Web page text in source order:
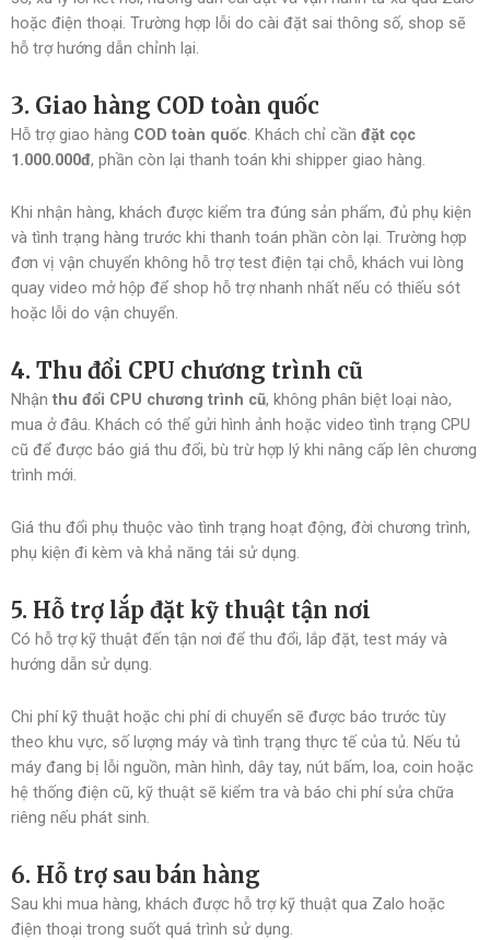
hoặc điện thoại. Trường hợp lỗi do cài đặt sai thông số, shop sẽ
hỗ trợ hướng dẫn chỉnh lại.
3. Giao hàng COD toàn quốc
Hỗ trợ giao hàng COD toàn quốc . Khách chỉ cần đặt cọc
1.000.000đ, phần còn lại thanh toán khi shipper giao hàng.
Khi nhận hàng, khách được kiểm tra đúng sản phẩm, đủ phụ kiện
và tình trạng hàng trước khi thanh toán phần còn lại. Trường hợp
đơn vị vận chuyển không hỗ trợ test điện tại chỗ, khách vui lòng
quay video mở hộp để shop hỗ trợ nhanh nhất nếu có thiếu sót
hoặc lỗi do vận chuyển.
4. Thu đổi CPU chương trình cũ
Nhận thu đổi CPU chương trình cũ, không phân biệt loại nào,
mua ở đâu. Khách có thể gửi hình ảnh hoặc video tình trạng CPU
cũ để được báo giá thu đổi, bù trừ hợp lý khi nâng cấp lên chương
trình mới.
Giá thu đổi phụ thuộc vào tình trạng hoạt động, đời chương trình,
phụ kiện đi kèm và khả năng tái sử dụng.
5. Hỗ trợ lắp đặt kỹ thuật tận nơi
Có hỗ trợ kỹ thuật đến tận nơi để thu đổi, lắp đặt, test máy và
hướng dẫn sử dụng.
Chi phí kỹ thuật hoặc chi phí di chuyển sẽ được báo trước tùy
theo khu vực, số lượng máy và tình trạng thực tế của tủ. Nếu tủ
máy đang bị lỗi nguồn, màn hình, dây tay, nút bấm, loa, coin hoặc
hệ thống điện cũ, kỹ thuật sẽ kiểm tra và báo chi phí sửa chữa
riêng nếu phát sinh.
6. Hỗ trợ sau bán hàng
Sau khi mua hàng, khách được hỗ trợ kỹ thuật qua Zalo hoặc
điện thoại trong suốt quá trình sử dụng.